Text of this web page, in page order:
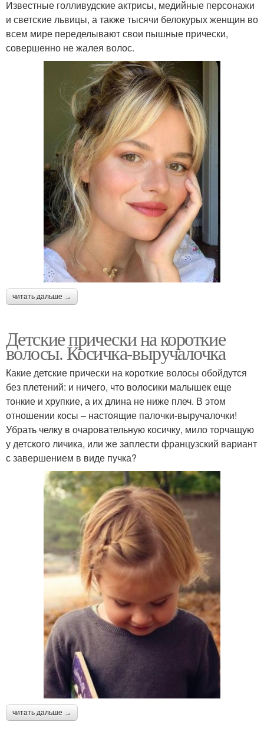
Известные голливудские актрисы, медийные персонажи
и светские львицы, а также тысячи белокурых женщин во
всем мире переделывают свои пышные прически,
совершенно не жалея волос.
читать дальше →
Детские прически на короткие
волосы. Косичка-выручалочка
Какие детские прически на короткие волосы обойдутся
без плетений: и ничего, что волосики малышек еще
тонкие и хрупкие, а их длина не ниже плеч. В этом
отношении косы – настоящие палочки-выручалочки!
Убрать челку в очаровательную косичку, мило торчащую
у детского личика, или же заплести французский вариант
с завершением в виде пучка?
читать дальше →